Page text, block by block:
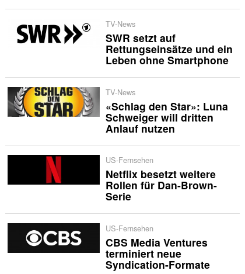
TV-News
SWR setzt auf
Rettungseinsätze und ein
Leben ohne Smartphone
TV-News
«Schlag den Star»: Luna
Schweiger will dritten
Anlauf nutzen
US-Fernsehen
Netflix besetzt weitere
Rollen für Dan-Brown-
Serie
US-Fernsehen
CBS Media Ventures
terminiert neue
Syndication-Formate